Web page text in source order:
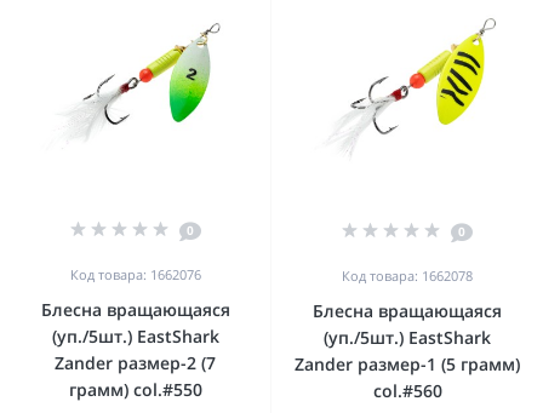
0
Код товара: 1662076
Блесна вращающаяся
(уп./5шт.) EastShark
Zander размер-2 (7
грамм) col.#550
0
Код товара: 1662078
Блесна вращающаяся
(уп./5шт.) EastShark
Zander размер-1 (5 грамм)
col.#560